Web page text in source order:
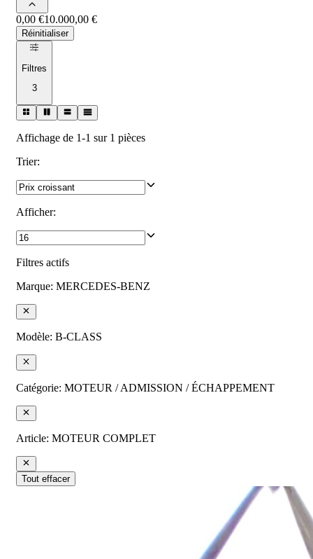
0,00 €10.000,00 €
Réinitialiser
Filtres
3
Affichage de 1-1 sur 1 pièces
Trier:
Afficher:
Filtres actifs
Marque: MERCEDES-BENZ
Modèle: B-CLASS
Catégorie: MOTEUR / ADMISSION / ÉCHAPPEMENT
Article: MOTEUR COMPLET
Tout effacer